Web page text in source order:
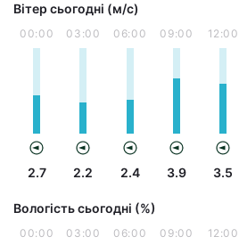
Вітер сьогодні (м/с)
00:00
2.7
03:00
2.2
06:00
2.4
09:00
3.9
12:00
3.5
Вологість сьогодні (%)
00:00 03:00 06:00 09:00 12:00